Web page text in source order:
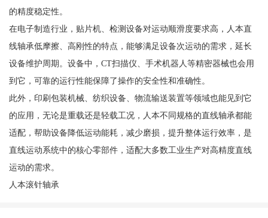
的精度稳定性。
在电子制造行业，贴片机、检测设备对运动顺滑度要求高，人本直
线轴承低摩擦、高刚性的特点，能够满足设备次运动的需求，延长
设备维护周期。设备中，CT扫描仪、手术机器人等精密器械也会用
到它，可靠的运行性能保障了操作的安全性和准确性。
此外，印刷包装机械、纺织设备、物流输送装置等领域也能见到它
的应用，无论是重载还是轻载工况，人本不同规格的直线轴承都能
适配，帮助设备降低运动能耗，减少磨损，提升整体运行效率，是
直线运动系统中的核心零部件，适配大多数工业生产对高精度直线
运动的需求。
人本滚针轴承